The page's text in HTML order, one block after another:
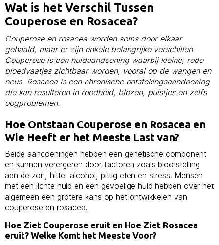
Wat is het Verschil Tussen
Couperose en Rosacea?
Couperose en rosacea worden soms door elkaar
gehaald, maar er zijn enkele belangrijke verschillen.
Couperose is een huidaandoening waarbij kleine, rode
bloedvaatjes zichtbaar worden, vooral op de wangen en
neus. Rosacea is een chronische ontstekingsaandoening
die kan resulteren in roodheid, blozen, puistjes en zelfs
oogproblemen.
Hoe Ontstaan Couperose en Rosacea en
Wie Heeft er het Meeste Last van?
Beide aandoeningen hebben een genetische component
en kunnen verergeren door factoren zoals blootstelling
aan de zon, hitte, alcohol, pittig eten en stress. Mensen
met een lichte huid en een gevoelige huid hebben over het
algemeen een grotere kans op het ontwikkelen van
couperose en rosacea.
Hoe Ziet Couperose eruit en Hoe Ziet Rosacea
eruit? Welke Komt het Meeste Voor?